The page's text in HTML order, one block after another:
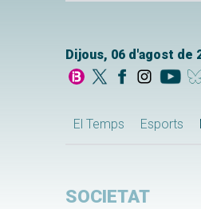
Dijous, 06 d'agost de
El Temps Esports
SOCIETAT